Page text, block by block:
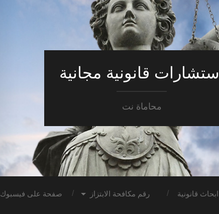
استشارات قانونية مجانية
محاماة نت
ابحاث قانونية رقم مكافحة الابتزاز صفحة على فيسبوك